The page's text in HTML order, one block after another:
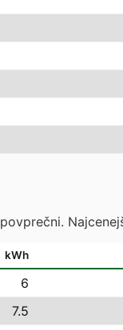
kWh
6
7.5